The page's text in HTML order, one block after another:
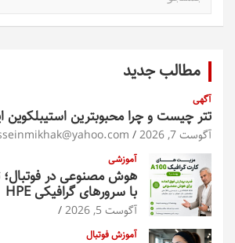
مطالب جدید
آگهی
تتر چیست و چرا محبوبترین استیبلکوین
آگوست 7, 2026
آموزشی
هوش مصنوعی در فوتبال؛
با سرورهای گرافیکی HPE
آگوست 5, 2026
آموزش فوتبال